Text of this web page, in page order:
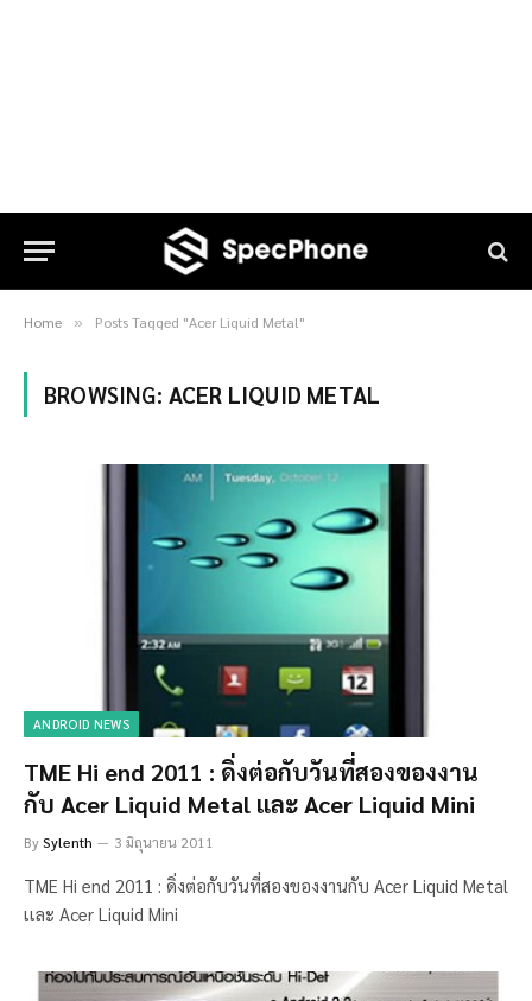
Home » Posts Tagged "Acer Liquid Metal"
BROWSING: ACER LIQUID METAL
ANDROID NEWS
TME Hi end 2011 : ดิ่งต่อกับวันที่สองของงาน
กับ Acer Liquid Metal เเละ Acer Liquid Mini
BySylenth 3 มิถุนายน 2011
TME Hi end 2011 : ดิ่งต่อกับวันที่สองของงานกับ Acer Liquid Metal
เเละ Acer Liquid Mini